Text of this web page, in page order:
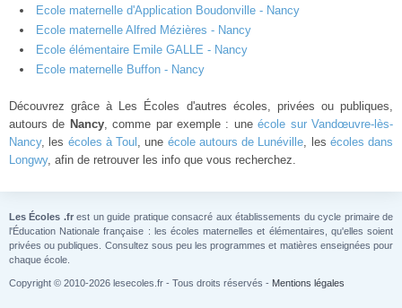
Ecole maternelle d'Application Boudonville - Nancy
Ecole maternelle Alfred Mézières - Nancy
Ecole élémentaire Emile GALLE - Nancy
Ecole maternelle Buffon - Nancy
Découvrez grâce à Les Écoles d'autres écoles, privées ou publiques,
autours de Nancy, comme par exemple : uneécole sur Vandœuvre-lès-
Nancy, les écoles à Toul , une école autours de Lunéville, les écoles dans
Longwy, afin de retrouver les info que vous recherchez.
Les Écoles .frest un guide pratique consacré aux établissements du cycle primaire de
l'Éducation Nationale française : les écoles maternelles et élémentaires, qu'elles soient
privées ou publiques. Consultez sous peu les programmes et matières enseignées pour
chaque école.
Copyright © 2010-2026 lesecoles.fr - Tous droits réservés - Mentions légales